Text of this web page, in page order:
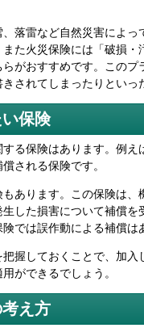
落雷など自然災害によ
た火災保険には「破損
がおすすめです。この
されてしまったりといっ
保険
る保険はあります。例
される保険です。
あります。この保険は
した損害について補償
では誤作動による補償は
握しておくことで、加
ができるでしょう。
え方